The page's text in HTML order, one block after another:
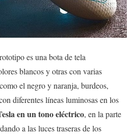
es una bota de tela
blancos y otras con varias
el negro y naranja, burdeos,
diferentes líneas luminosas en los
en un tono eléctrico, en la parte
a las luces traseras de los